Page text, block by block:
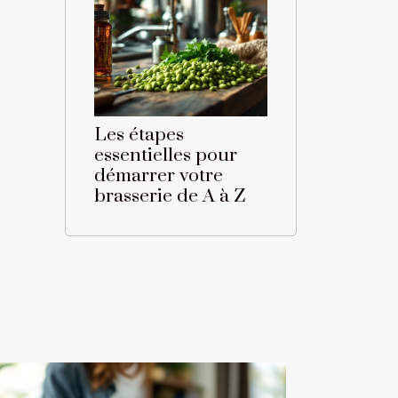
Les étapes
essentielles pour
démarrer votre
brasserie de A à Z